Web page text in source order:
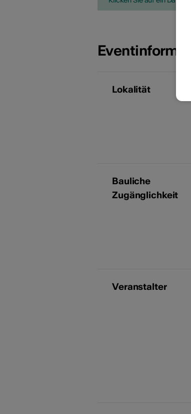
Lokalität
Bauliche
Zugänglichkeit
Veranstalter